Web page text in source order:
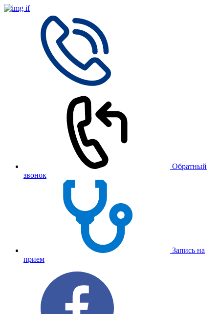
Обратный
звонок
Запись на
прием